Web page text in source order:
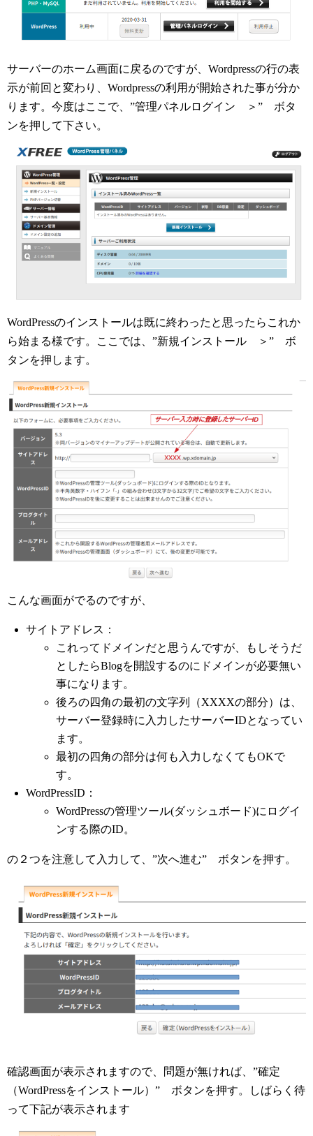
サーバーのホーム画面に戻るのですが、Wordpressの行の表
示が前回と変わり、Wordpressの利用が開始された事が分か
ります。今度はここで、”管理パネルログイン ＞” ボタ
ンを押して下さい。
WordPressのインストールは既に終わったと思ったらこれか
ら始まる様です。ここでは、”新規インストール ＞” ボ
タンを押します。
こんな画面がでるのですが、
サイトアドレス：
これってドメインだと思うんですが、もしそうだ
としたらBlogを開設するのにドメインが必要無い
事になります。
後ろの四角の最初の文字列（XXXXの部分）は、
サーバー登録時に入力したサーバーIDとなってい
ます。
最初の四角の部分は何も入力しなくてもOKで
す。
WordPressID：
WordPressの管理ツール(ダッシュボード)にログイ
ンする際のID。
の２つを注意して入力して、”次へ進む” ボタンを押す。
確認画面が表示されますので、問題が無ければ、”確定
（WordPressをインストール）” ボタンを押す。しばらく待
って下記が表示されます